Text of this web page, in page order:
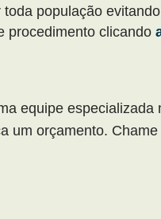
população
procedimento clicando
equipe especializada
um orçamento. Chame